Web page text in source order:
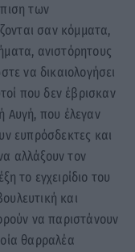
των
σαν κόμματα,
ανιστόρητους
να δικαιολογήσει
που δεν έβρισκαν
Αυγή, που έλεγαν
ευπρόσδεκτες και
αλλάξουν τον
το εγχειρίδιο του
και
να παριστάνουν
θαρραλέα